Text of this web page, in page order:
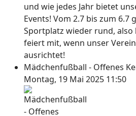
und wie jedes Jahr bietet
Events! Vom 2.7 bis zum 6.7
Sportplatz wieder rund,
feiert mit, wenn unser
ausrichtet!
Mädchenfußball - Offenes
Montag, 19 Mai 2025 11:50